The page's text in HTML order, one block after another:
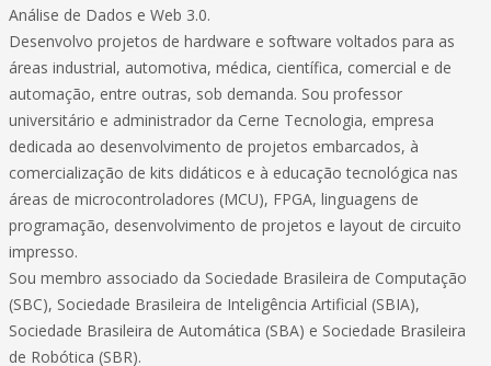
Análise de Dados e Web 3.0.
Desenvolvo projetos de hardware e software voltados para as
áreas industrial, automotiva, médica, científica, comercial e de
automação, entre outras, sob demanda. Sou professor
universitário e administrador da Cerne Tecnologia, empresa
dedicada ao desenvolvimento de projetos embarcados, à
comercialização de kits didáticos e à educação tecnológica nas
áreas de microcontroladores (MCU), FPGA, linguagens de
programação, desenvolvimento de projetos e layout de circuito
impresso.
Sou membro associado da Sociedade Brasileira de Computação
(SBC), Sociedade Brasileira de Inteligência Artificial (SBIA),
Sociedade Brasileira de Automática (SBA) e Sociedade Brasileira
de Robótica (SBR).